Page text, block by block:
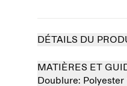
DÉTAILS DU
MATIÈRES ET
Doublure: